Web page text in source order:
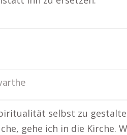
selbst zu
gehe ich in die Kirche.